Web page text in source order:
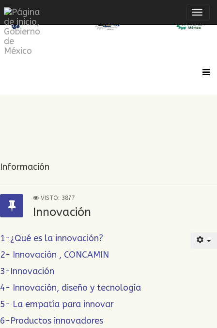
de
Información
VISTO: 3877
Innovación
1-¿Qué es la innovación?
2- Innovación , CONCAMIN
3-Innovación
4- Innovación, diseño y tecnología
5- La empatía para innovar
6-Productos innovadores